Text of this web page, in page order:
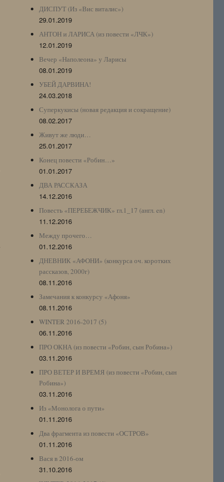
ДИСПУТ (Из «Вис виталис»)
29.01.2019
АНТОН и ЛАРИСА (из повести «ЛЧК»)
12.01.2019
Вечер «Наполеона» у Ларисы
08.01.2019
УБЕЙ ДАРВИНА!
24.03.2018
Суперкукисы (новая редакция и сокращение)
08.02.2017
Живут же люди…
25.01.2017
Конец повести «Робин…»
01.01.2017
ДВА РАССКАЗА
14.12.2016
Повесть «ПЕРЕБЕЖЧИК» гл.1_17 (англ. en)
11.12.2016
Между прочего…
01.12.2016
ДНЕВНИК «АФОНИ» (конкурса оч. коротких
рассказов, 2000г)
08.11.2016
Замечания к конкурсу «Афоня»
08.11.2016
WINTER 2016-2017 (5)
06.11.2016
ПРО ОКНА (из повести «Робин, сын Робина»)
03.11.2016
ПРО ВЕТЕР И ВРЕМЯ (из повести «Робин, сын
Робина»)
03.11.2016
Из «Монолога о пути»
01.11.2016
Два фрагмента из повести «ОСТРОВ»
01.11.2016
Вася в 2016-ом
31.10.2016